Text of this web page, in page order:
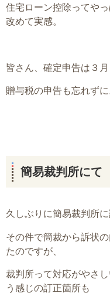
住宅ローン控除ってや
改めて実感。
皆さん、確定申告は３
贈与税の申告も忘れずに
簡易裁判所にて
久しぶりに簡易裁判所
その件で簡裁から訴状
たのですが、
裁判所って対応がやさ
う感じの訂正箇所も